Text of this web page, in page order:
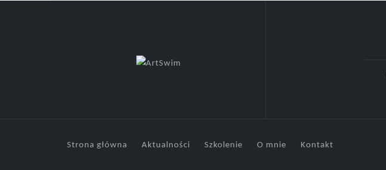
Strona główna Aktualności Szkolenie O mnie Kontakt